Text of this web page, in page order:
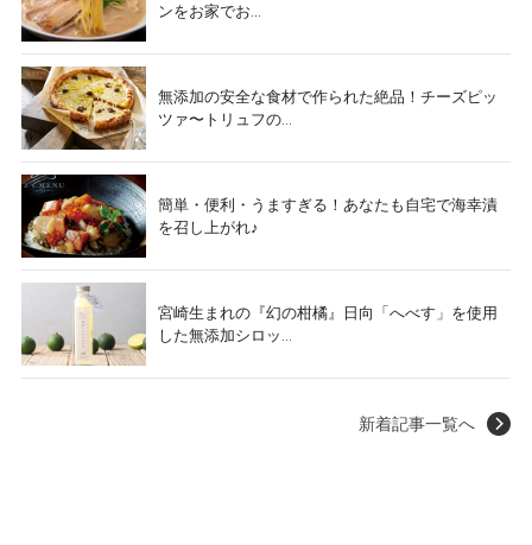
ンをお家でお...
無添加の安全な食材で作られた絶品！チーズピッ
ツァ〜トリュフの...
簡単・便利・うますぎる！あなたも自宅で海幸漬
を召し上がれ♪
宮崎生まれの『幻の柑橘』日向「へべす」を使用
した無添加シロッ...
新着記事一覧へ